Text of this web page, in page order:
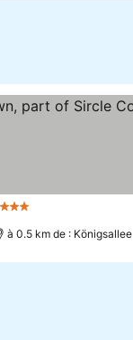
3 Étoiles
à 0.5 km de : Königsallee